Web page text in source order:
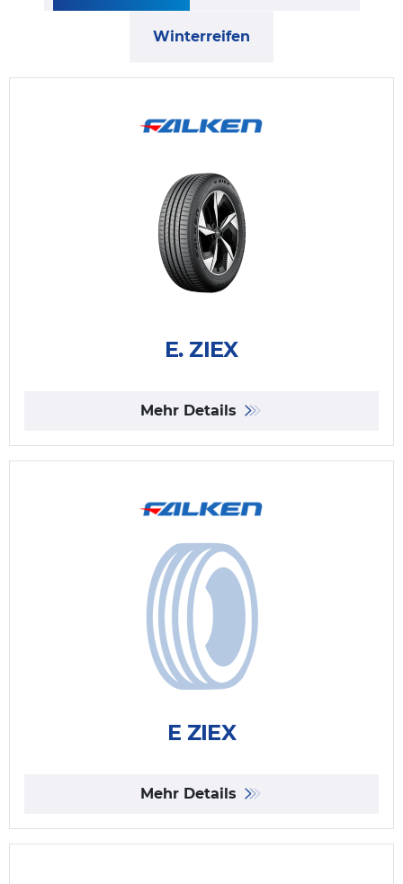
Winterreifen
E. ZIEX
Mehr Details
E ZIEX
Mehr Details